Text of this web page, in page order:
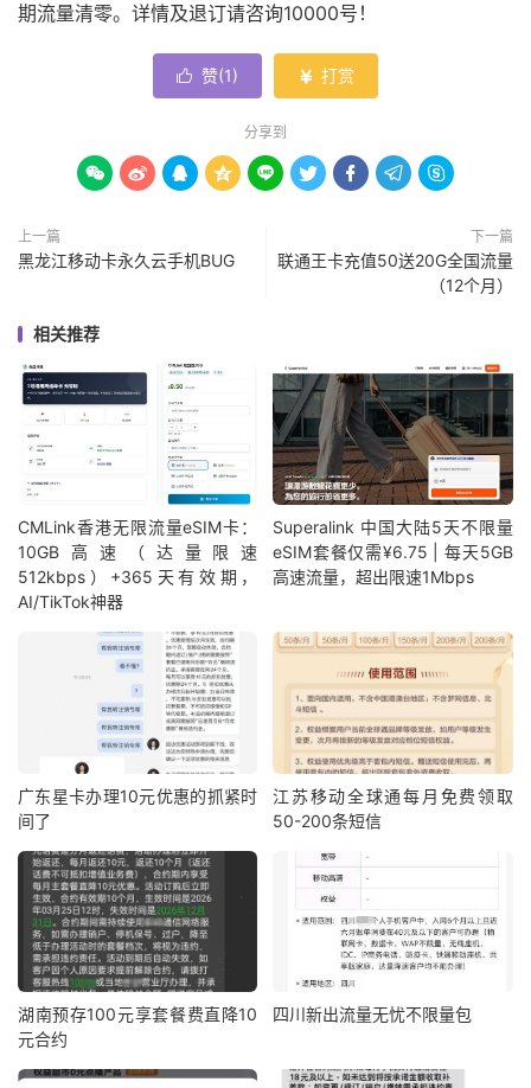
期流量清零。详情及退订请咨询10000号！
 赞(1)  打赏
分享到
        
上一篇
黑龙江移动卡永久云手机BUG
下一篇
联通王卡充值50送20G全国流量
（12个月）
相关推荐
CMLink香港无限流量eSIM卡：
10GB高速（达量限速
512kbps）+365天有效期，
AI/TikTok神器
Superalink 中国大陆5天不限量
eSIM套餐仅需¥6.75 | 每天5GB
高速流量，超出限速1Mbps
广东星卡办理10元优惠的抓紧时
间了
江苏移动全球通每月免费领取
50-200条短信
湖南预存100元享套餐费直降10
元合约
四川新出流量无忧不限量包